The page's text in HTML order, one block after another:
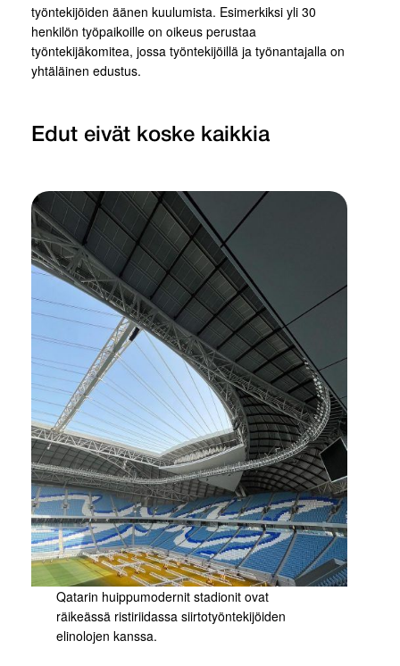
työntekijöiden äänen kuulumista. Esimerkiksi yli 30
henkilön työpaikoille on oikeus perustaa
työntekijäkomitea, jossa työntekijöillä ja työnantajalla on
yhtäläinen edustus.
Edut eivät koske kaikkia
Qatarin huippumodernit stadionit ovat
räikeässä ristiriidassa siirtotyöntekijöiden
elinolojen kanssa.